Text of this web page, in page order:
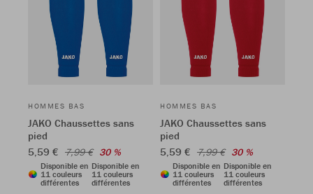
HOMMES BAS
JAKO Chaussettes sans
pied
5,59 € 7,99 € 30 %
Disponible en
11 couleurs
différentes
Disponible en
11 couleurs
différentes
HOMMES BAS
JAKO Chaussettes sans
pied
5,59 € 7,99 € 30 %
Disponible en
11 couleurs
différentes
Disponible en
11 couleurs
différentes